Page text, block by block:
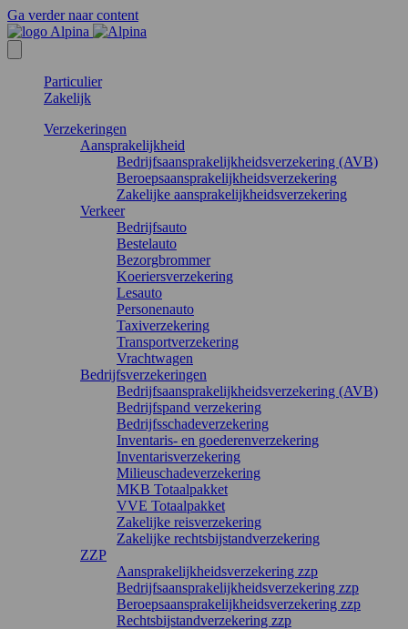
Ga verder naar content
Particulier
Zakelijk
Verzekeringen
Aansprakelijkheid
Bedrijfsaansprakelijkheidsverzekering (AVB)
Beroepsaansprakelijkheidsverzekering
Zakelijke aansprakelijkheidsverzekering
Verkeer
Bedrijfsauto
Bestelauto
Bezorgbrommer
Koeriersverzekering
Lesauto
Personenauto
Taxiverzekering
Transportverzekering
Vrachtwagen
Bedrijfsverzekeringen
Bedrijfsaansprakelijkheidsverzekering (AVB)
Bedrijfspand verzekering
Bedrijfsschadeverzekering
Inventaris- en goederenverzekering
Inventarisverzekering
Milieuschadeverzekering
MKB Totaalpakket
VVE Totaalpakket
Zakelijke reisverzekering
Zakelijke rechtsbijstandverzekering
ZZP
Aansprakelijkheidsverzekering zzp
Bedrijfsaansprakelijkheidsverzekering zzp
Beroepsaansprakelijkheidsverzekering zzp
Rechtsbijstandverzekering zzp